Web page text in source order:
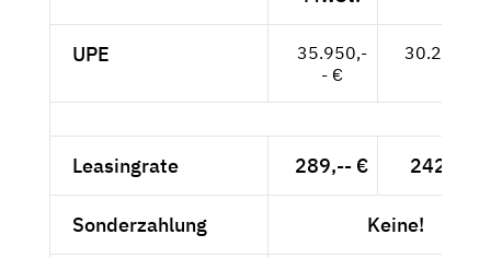
UPE
35.950,-
- €
30.210,--
Leasingrate 289,-- € 242,86 €
Sonderzahlung Keine!